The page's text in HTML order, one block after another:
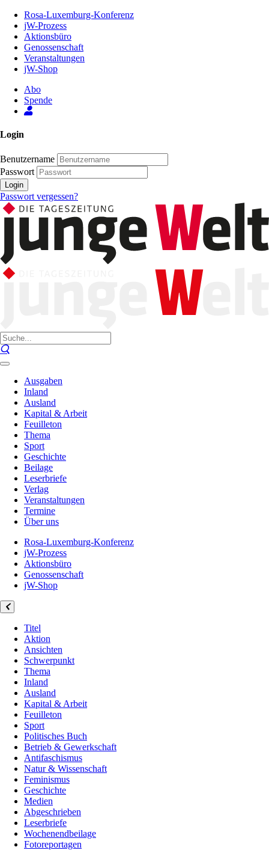
Inhalt
Seite
Rosa-Luxemburg-Konferenz
jW-Prozess
Aktionsbüro
Genossenschaft
Veranstaltungen
jW-Shop
Abo
Spende
Login
Benutzername
Passwort
Login
Passwort vergessen?
Ausgaben
Inland
Ausland
Kapital & Arbeit
Feuilleton
Thema
Sport
Geschichte
Beilage
Leserbriefe
Verlag
Veranstaltungen
Termine
Über uns
Rosa-Luxemburg-Konferenz
jW-Prozess
Aktionsbüro
Genossenschaft
jW-Shop
Titel
Aktion
Ansichten
Schwerpunkt
Thema
Inland
Ausland
Kapital & Arbeit
Feuilleton
Sport
Politisches Buch
Betrieb & Gewerkschaft
Antifaschismus
Natur & Wissenschaft
Feminismus
Geschichte
Medien
Abgeschrieben
Leserbriefe
Wochenendbeilage
Fotoreportagen